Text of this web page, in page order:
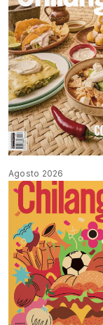
Agosto 2026